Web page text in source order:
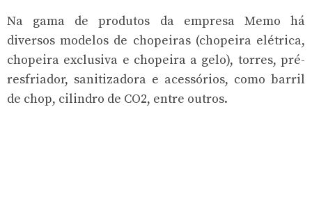
Na gama de produtos da empresa Memo há
diversos modelos de chopeiras (chopeira elétrica,
chopeira exclusiva e chopeira a gelo), torres, pré-
resfriador, sanitizadora e acessórios, como barril
de chop, cilindro de CO2, entre outros.